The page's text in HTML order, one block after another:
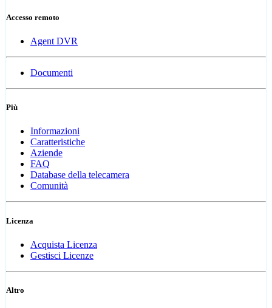
Accesso remoto
Agent DVR
Documenti
Più
Informazioni
Caratteristiche
Aziende
FAQ
Database della telecamera
Comunità
Licenza
Acquista Licenza
Gestisci Licenze
Altro